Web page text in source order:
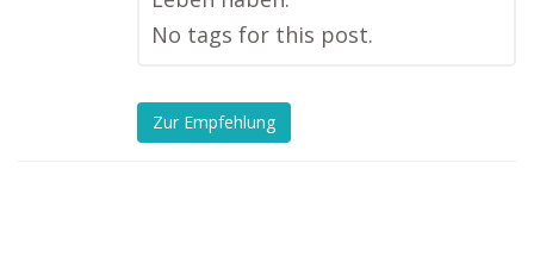
No tags for this post.
Zur Empfehlung